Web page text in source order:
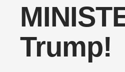
Trump!